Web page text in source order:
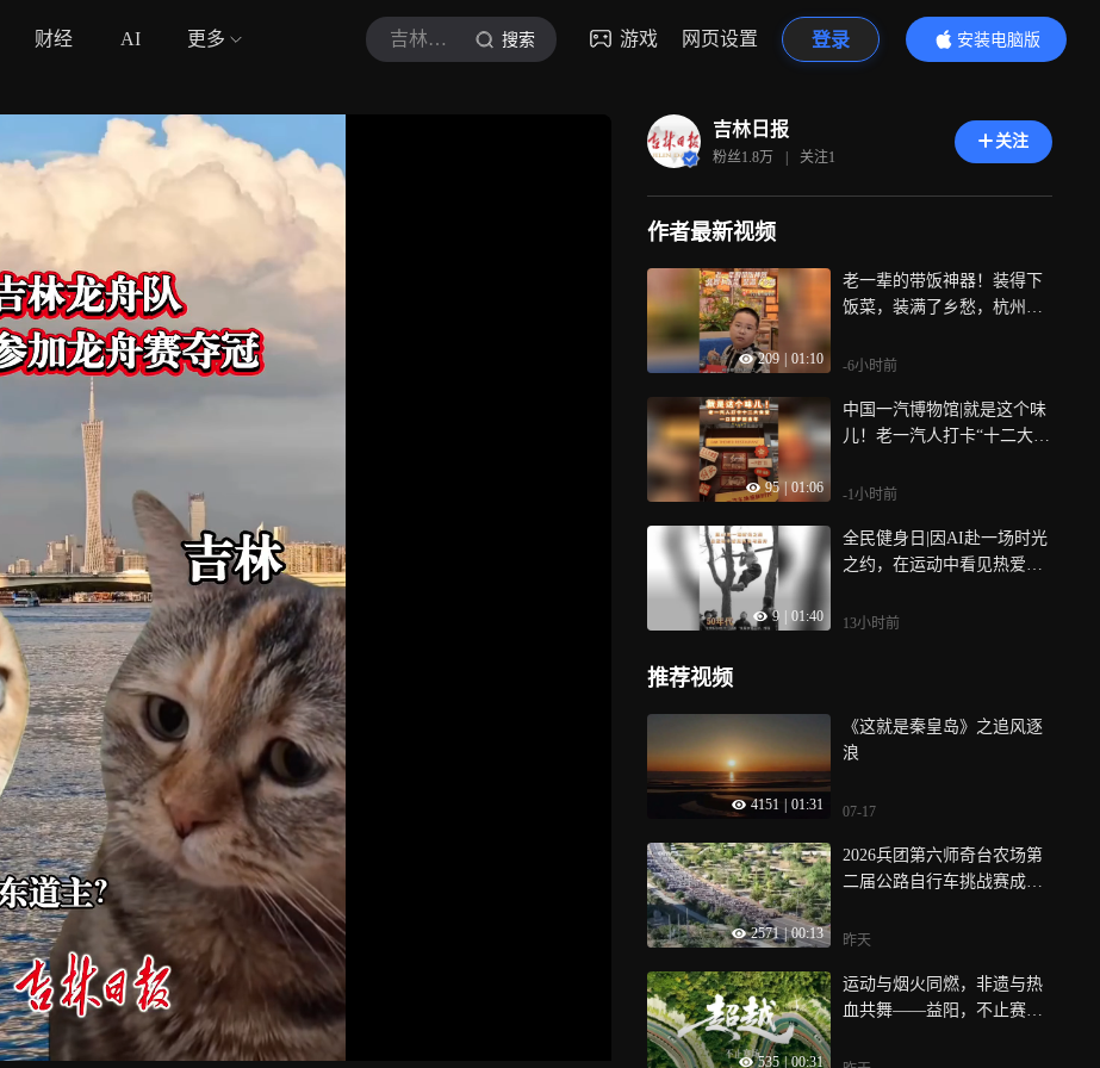
财经 AI 更多 吉林日报 搜索 游戏 网页设置 登录
安装电脑版
内容更精彩
吉林日报
粉丝1.8万 | 关注1
关注
作者最新视频
209 01:10
老一辈的带饭神器！装得下
饭菜，装满了乡愁，杭州
的……天南地北的游客都到
-6小时前
95 | 01:06
中国一汽博物馆|就是这个味
儿！老一汽人打卡“十二大食
-1小时前
9 01:40
全民健身日|因AI赴一场时光
之约，在运动中看见热爱与
13小时前
推荐视频
4151 01:31
《这就是秦皇岛》之追风逐
浪
07-17
2571 | 00:13
2026兵团第六师奇台农场第
二届公路自行车挑战赛成功
昨天
535 | 00:31
运动与烟火同燃，非遗与热
血共舞——益阳，不止赛